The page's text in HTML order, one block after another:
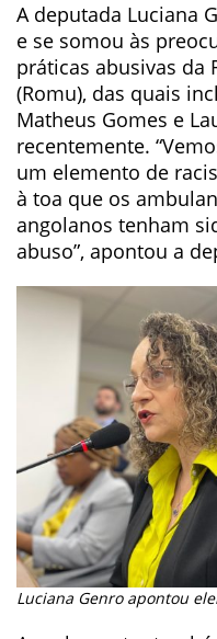
A deputada Luciana
e se somou às
práticas abusivas da
(Romu), das quais
Matheus Gomes e
recentemente.
um elemento de
à toa que os
angolanos tenham
abuso”, apontou a
Luciana Genro apontou